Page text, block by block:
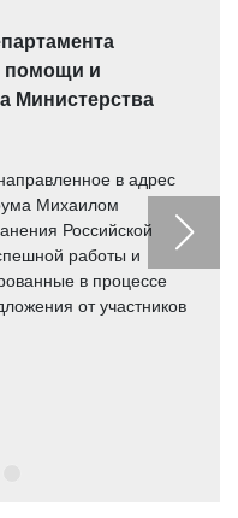
помощи и
Министерства
в адрес
Михаилом
Российской
работы и
в процессе
от участников